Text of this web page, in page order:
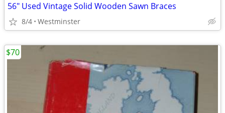
56" Used Vintage Solid Wooden Sawn Braces
8/4 Westminster
$70